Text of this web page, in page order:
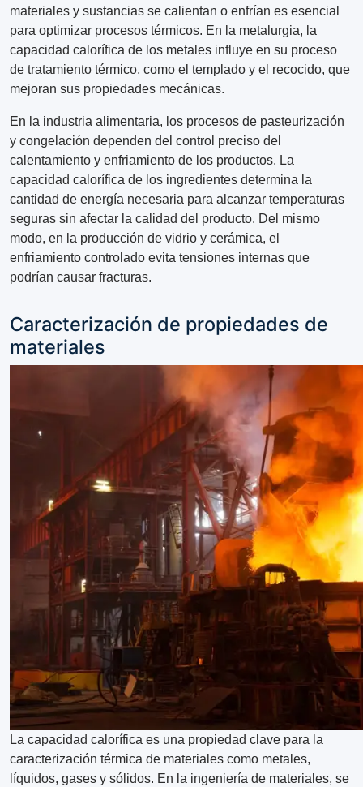
materiales y sustancias se calientan o enfrían es esencial
para optimizar procesos térmicos. En la metalurgia, la
capacidad calorífica de los metales influye en su proceso
de tratamiento térmico, como el templado y el recocido, que
mejoran sus propiedades mecánicas.
En la industria alimentaria, los procesos de pasteurización
y congelación dependen del control preciso del
calentamiento y enfriamiento de los productos. La
capacidad calorífica de los ingredientes determina la
cantidad de energía necesaria para alcanzar temperaturas
seguras sin afectar la calidad del producto. Del mismo
modo, en la producción de vidrio y cerámica, el
enfriamiento controlado evita tensiones internas que
podrían causar fracturas.
Caracterización de propiedades de
materiales
La capacidad calorífica es una propiedad clave para la
caracterización térmica de materiales como metales,
líquidos, gases y sólidos. En la ingeniería de materiales, se